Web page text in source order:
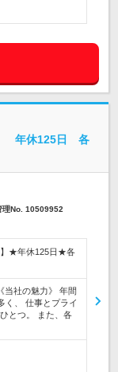
】 年休125日 各
No. 10509952
】★年休125日★各
当社の魅力》 年間
く、 仕事とプライ
とつ。 また、各